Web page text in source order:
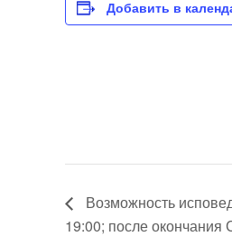
Добавить в
Возможность
19:00; после